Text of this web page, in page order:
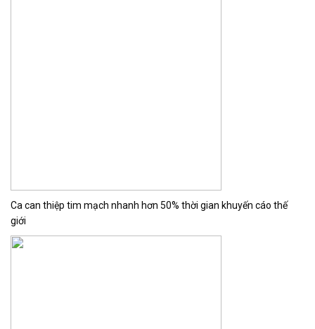
Ca can thiệp tim mạch nhanh hơn 50% thời gian khuyến cáo thế
giới